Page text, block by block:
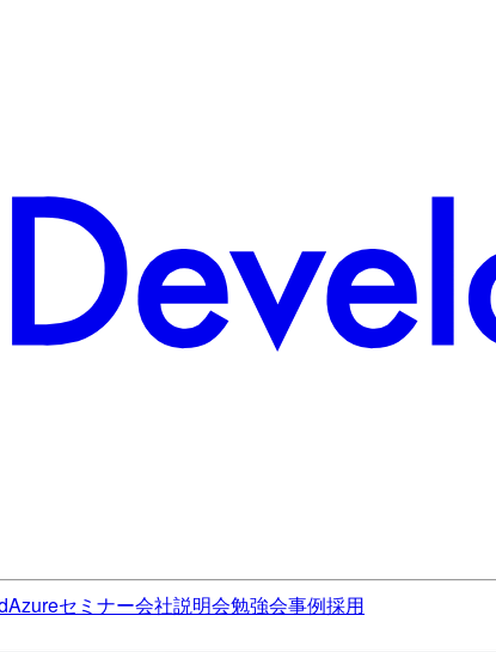
Azureセミナー会社説明会勉強会事例採用